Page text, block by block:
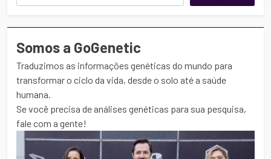
Somos a GoGenetic
Traduzimos as informações genéticas do mundo para
transformar o ciclo da vida, desde o solo até a saúde
humana.
Se você precisa de análises genéticas para sua pesquisa,
fale com a gente!